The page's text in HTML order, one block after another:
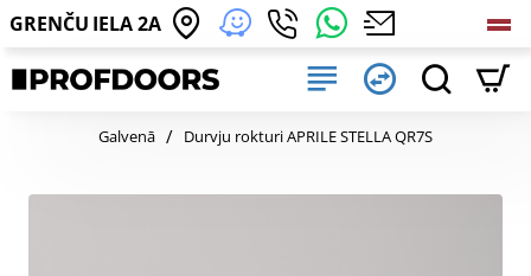
GRENČU IELA 2A
Galvenā homeDurvju rokturi APRILE STELLA QR7S